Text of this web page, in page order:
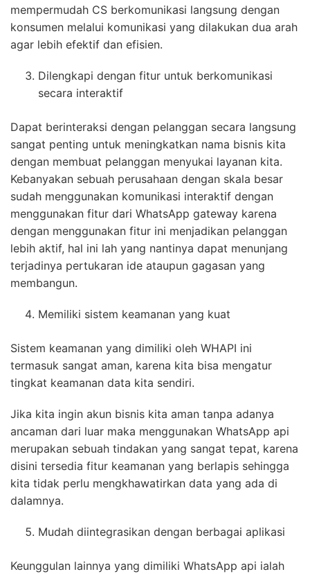
mempermudah CS berkomunikasi langsung dengan
konsumen melalui komunikasi yang dilakukan dua arah
agar lebih efektif dan efisien.
Dilengkapi dengan fitur untuk berkomunikasi
secara interaktif
Dapat berinteraksi dengan pelanggan secara langsung
sangat penting untuk meningkatkan nama bisnis kita
dengan membuat pelanggan menyukai layanan kita.
Kebanyakan sebuah perusahaan dengan skala besar
sudah menggunakan komunikasi interaktif dengan
menggunakan fitur dari WhatsApp gateway karena
dengan menggunakan fitur ini menjadikan pelanggan
lebih aktif, hal ini lah yang nantinya dapat menunjang
terjadinya pertukaran ide ataupun gagasan yang
membangun.
Memiliki sistem keamanan yang kuat
Sistem keamanan yang dimiliki oleh WHAPI ini
termasuk sangat aman, karena kita bisa mengatur
tingkat keamanan data kita sendiri.
Jika kita ingin akun bisnis kita aman tanpa adanya
ancaman dari luar maka menggunakan WhatsApp api
merupakan sebuah tindakan yang sangat tepat, karena
disini tersedia fitur keamanan yang berlapis sehingga
kita tidak perlu mengkhawatirkan data yang ada di
dalamnya.
Mudah diintegrasikan dengan berbagai aplikasi
Keunggulan lainnya yang dimiliki WhatsApp api ialah